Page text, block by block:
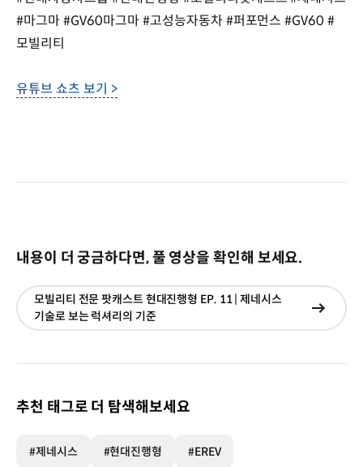
#마그마 #GV60마그마 #고성능자동차 #퍼포먼스 #GV60 #
모빌리티
유튜브 쇼츠 보기 >
내용이 더 궁금하다면, 풀 영상을 확인해 보세요.
모빌리티 전문 팟캐스트 현대진행형 EP. 11 | 제네시스
기술로 보는 럭셔리의 기준
현재
이동
추천 태그로 더 탐색해보세요
#제네시스 #현대진행형 #EREV